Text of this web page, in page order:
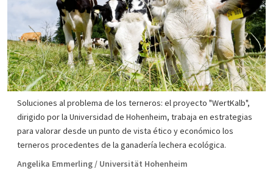
Soluciones al problema de los terneros: el proyecto "WertKalb",
dirigido por la Universidad de Hohenheim, trabaja en estrategias
para valorar desde un punto de vista ético y económico los
terneros procedentes de la ganadería lechera ecológica.
Angelika Emmerling / Universität Hohenheim